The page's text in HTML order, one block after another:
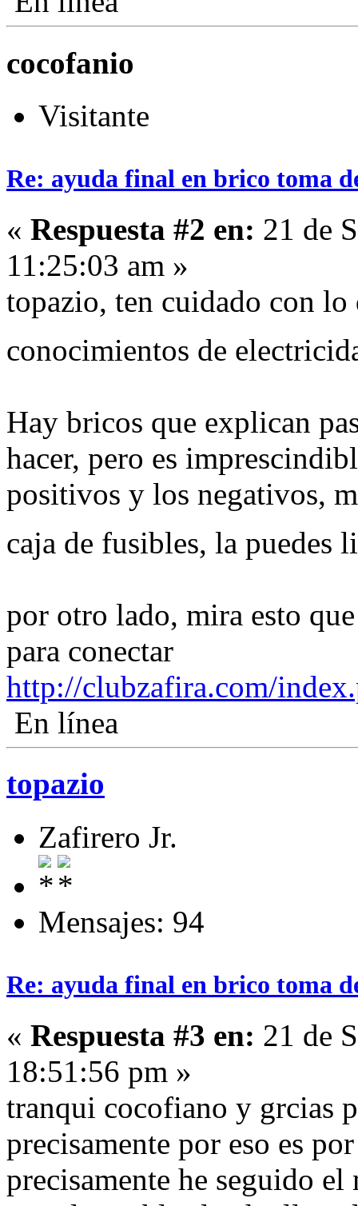
cocofanio
Visitante
Re: ayuda final en brico toma
« Respuesta #2 en: 21 de
11:25:03 am »
topazio, ten cuidado con lo
conocimientos de
Hay bricos que explican
hacer, pero es
positivos y los negativos,
caja de fusibles, la puedes
por otro lado, mira esto
para conectar
http://clubzafira.com/
En línea
topazio
Zafirero Jr.
Mensajes: 94
Re: ayuda final en brico toma
« Respuesta #3 en: 21 de
18:51:56 pm »
tranqui cocofiano y grcias
precisamente por eso es
precisamente he seguido